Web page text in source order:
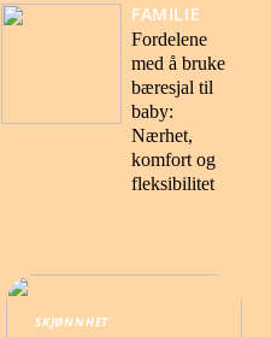
FAMILIE
Fordelene
med å bruke
bæresjal til
baby:
Nærhet,
komfort og
fleksibilitet
SKJØNNHET